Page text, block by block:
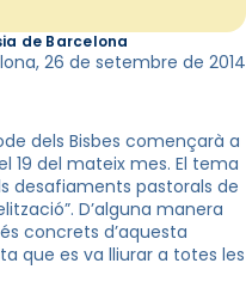
de Barcelona
26 de setembre de 2014
dels Bisbes començarà a
19 del mateix mes. El tema
desafiaments pastorals de
D’alguna manera
concrets d’aquesta
que es va lliurar a totes les